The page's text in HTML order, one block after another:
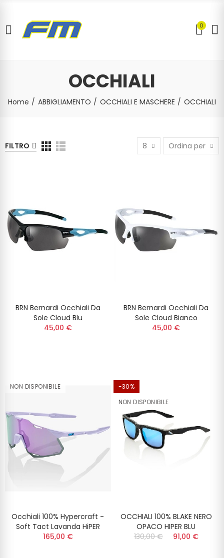
0
OCCHIALI
Home ABBIGLIAMENTO OCCHIALI E MASCHERE OCCHIALI
FILTRO 8 Ordina per
BRN Bernardi Occhiali Da
Sole Cloud Blu
45,00 €
BRN Bernardi Occhiali Da
Sole Cloud Bianco
45,00 €
NON DISPONIBILE
Occhiali 100% Hypercraft -
Soft Tact Lavanda HiPER
165,00 €
-30%
NON DISPONIBILE
OCCHIALI 100% BLAKE NERO
OPACO HIPER BLU
130,00 €
91,00 €